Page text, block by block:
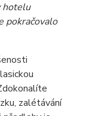
hotelu
pokračovalo
zalétávání